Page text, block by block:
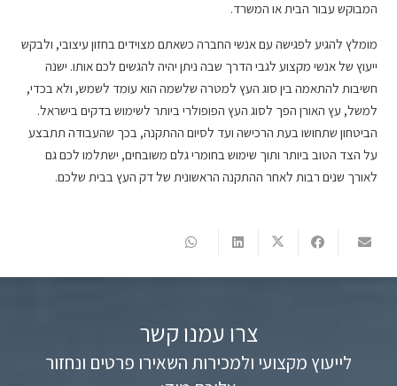
המבוקש עבור הבית או המשרד.
מומלץ להגיע לפגישה עם אנשי החברה כשאתם מצוידים בחזון עיצובי, ולבקש
ייעוץ של אנשי מקצוע לגבי הדרך שבה ניתן יהיה להגשים לכם אותו. ישנה
חשיבות להתאמה בין סוג העץ למטרה שלשמה הוא עומד לשמש, ולא בכדי,
למשל, עץ האורן הפך לסוג העץ הפופולרי ביותר לשימוש בדקים בישראל.
הביטחון שתחושו בעת הרכישה ועד לסיום ההתקנה, בכך שהעבודה תתבצע
על הצד הטוב ביותר ותוך שימוש בחומרי גלם משובחים, ישתלמו לכם גם
לאורך שנים רבות לאחר ההתקנה הראשונית של דק העץ בבית שלכם.
צרו עמנו קשר
לייעוץ מקצועי ולמכירות השאירו פרטים ונחזור